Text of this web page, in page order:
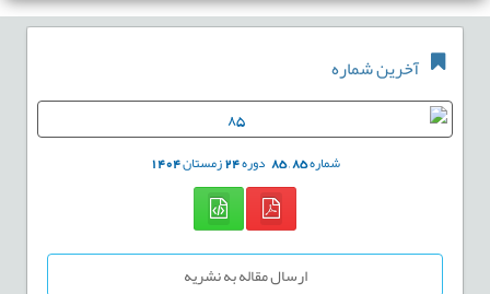
آخرین شماره
شماره85
,
85 دوره24زمستان1404
ارسال مقاله به نشریه